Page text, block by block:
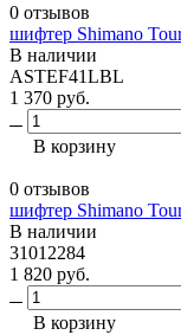
0 отзывов
шифтер Shimano
В наличии
ASTEF41LBL
1 370 руб.
В корзину
0 отзывов
шифтер Shimano
В наличии
31012284
1 820 руб.
В корзину